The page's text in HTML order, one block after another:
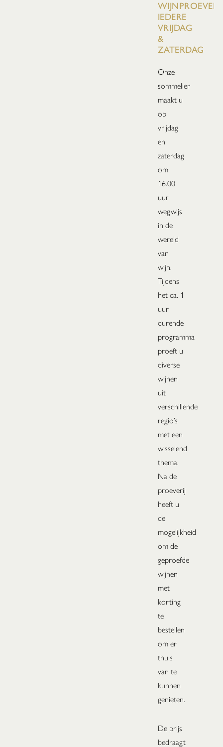
IEDERE
VRIJDAG
&
ZATERDAG
Onze
sommelier
maakt u
op
vrijdag
en
zaterdag
om
16.00
uur
wegwijs
in de
wereld
van
wijn.
Tijdens
het ca. 1
uur
durende
programma
proeft u
diverse
wijnen
uit
verschillende
regio’s
met een
wisselend
thema.
Na de
proeverij
heeft u
de
mogelijkheid
om de
geproefde
wijnen
met
korting
te
bestellen
om er
thuis
van te
kunnen
genieten.
De prijs
bedraagt